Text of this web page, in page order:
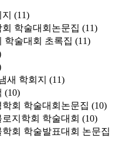
(11)
학술대회논문집 (11)
학술대회 초록집 (11)
새 학회지 (11)
(10)
회 학술대회논문집 (10)
지학회 학술대회 (10)
회 학술발표대회 논문집